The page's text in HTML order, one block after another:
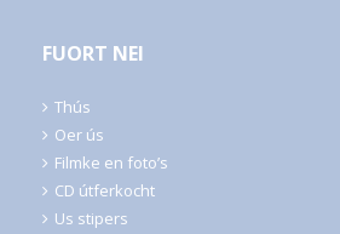
FUORT NEI
Thús
Oer ús
Filmke en foto’s
CD útferkocht
Us stipers